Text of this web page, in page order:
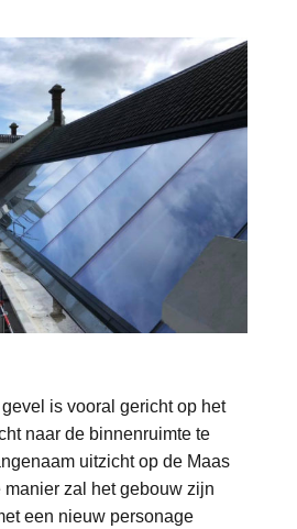
is vooral gericht op het
naar de binnenruimte te
uitzicht op de Maas
zal het gebouw zijn
een nieuw personage